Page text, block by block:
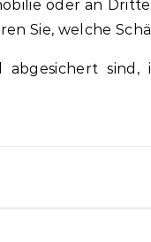
oder an
Sie, welche
abgesichert